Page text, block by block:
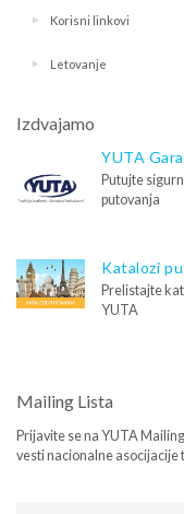
Korisni linkovi
Letovanje
Izdvajamo
YUTA
Putujte
putovanja
Katalozi
Prelistajte
YUTA
Mailing Lista
Prijavite se na YUTA
vesti nacionalne asocijacije